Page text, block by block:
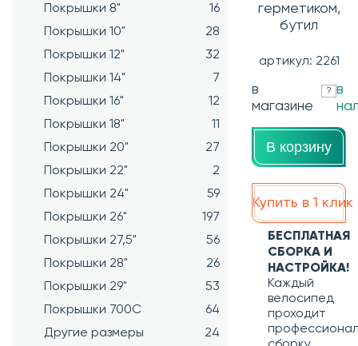
Покрышки 8"
16
Покрышки 10"
28
Покрышки 12"
32
Покрышки 14"
7
Покрышки 16"
12
Покрышки 18"
11
Покрышки 20"
27
Покрышки 22"
2
Покрышки 24"
59
Покрышки 26"
197
Покрышки 27,5"
56
Покрышки 28"
26
Покрышки 29"
53
Покрышки 700C
64
Другие размеры
24
герметиком,
бутил
артикул: 2261
в
магазине
? в
В корзину
Купить в 1 клик
БЕСПЛАТНАЯ
СБОРКА И
НАСТРОЙКА!
Каждый
велосипед
проходит